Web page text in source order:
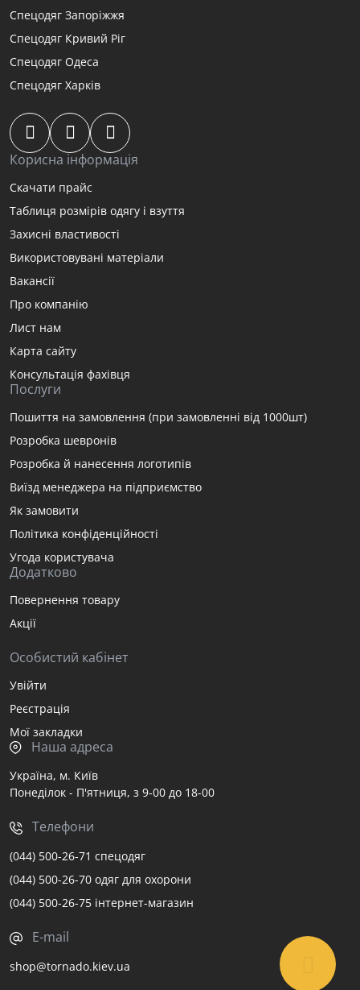
Спецодяг Запоріжжя
Спецодяг Кривий Ріг
Спецодяг Одеса
Спецодяг Харків
Корисна інформація
Скачати прайс
Таблиця розмірів одягу і взуття
Захисні властивості
Використовувані матеріали
Вакансії
Про компанію
Лист нам
Карта сайту
Консультація фахівця
Послуги
Пошиття на замовлення (при замовленні від 1000шт)
Розробка шевронів
Розробка й нанесення логотипів
Виїзд менеджера на підприємство
Як замовити
Політика конфіденційності
Угода користувача
Додатково
Повернення товару
Акції
Особистий кабінет
Увійти
Реєстрація
Мої закладки
Наша адреса
Україна, м. Київ
Понеділок - П'ятниця, з 9-00 до 18-00
Телефони
(044) 500-26-71 спецодяг
(044) 500-26-70 одяг для охорони
(044) 500-26-75 інтернет-магазин
E-mail
shop@tornado.kiev.ua